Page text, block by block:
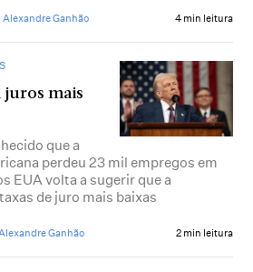
Alexandre Ganhão 4 min leitura
mais
que a
perdeu 23 mil empregos em
EUA volta a sugerir que a
de juro mais baixas
Ganhão 2 min leitura